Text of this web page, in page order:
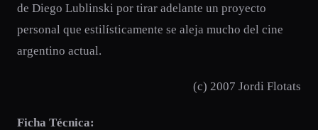
de Diego Lublinski por tirar adelante un proyecto
personal que estilísticamente se aleja mucho del cine
argentino actual.
(c) 2007 Jordi Flotats
Ficha Técnica: